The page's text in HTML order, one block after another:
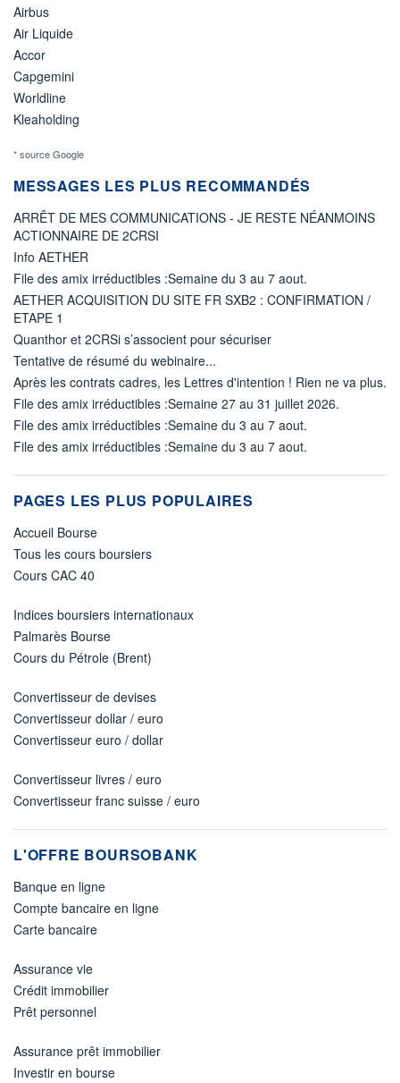
Airbus
Air Liquide
Accor
Capgemini
Worldline
Kleaholding
* source Google
MESSAGES LES PLUS RECOMMANDÉS
ARRÊT DE MES COMMUNICATIONS - JE RESTE NÉANMOINS
ACTIONNAIRE DE 2CRSI
Info AETHER
File des amix irréductibles :Semaine du 3 au 7 aout.
AETHER ACQUISITION DU SITE FR SXB2 : CONFIRMATION /
ETAPE 1
Quanthor et 2CRSi s’associent pour sécuriser
Tentative de résumé du webinaire...
Après les contrats cadres, les Lettres d'intention ! Rien ne va plus.
File des amix irréductibles :Semaine 27 au 31 juillet 2026.
File des amix irréductibles :Semaine du 3 au 7 aout.
File des amix irréductibles :Semaine du 3 au 7 aout.
PAGES LES PLUS POPULAIRES
Accueil Bourse
Tous les cours boursiers
Cours CAC 40
Indices boursiers internationaux
Palmarès Bourse
Cours du Pétrole (Brent)
Convertisseur de devises
Convertisseur dollar / euro
Convertisseur euro / dollar
Convertisseur livres / euro
Convertisseur franc suisse / euro
L'OFFRE BOURSOBANK
Banque en ligne
Compte bancaire en ligne
Carte bancaire
Assurance vie
Crédit immobilier
Prêt personnel
Assurance prêt immobilier
Investir en bourse